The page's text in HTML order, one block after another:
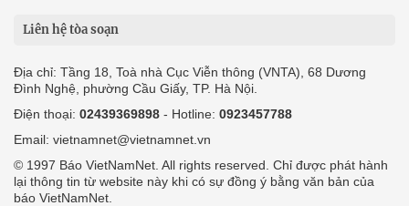
Liên hệ tòa soạn
Địa chỉ: Tầng 18, Toà nhà Cục Viễn thông (VNTA), 68 Dương
Đình Nghệ, phường Cầu Giấy, TP. Hà Nội.
Điện thoại: 02439369898 - Hotline: 0923457788
Email: vietnamnet@vietnamnet.vn
© 1997 Báo VietNamNet. All rights reserved. Chỉ được phát hành
lại thông tin từ website này khi có sự đồng ý bằng văn bản của
báo VietNamNet.